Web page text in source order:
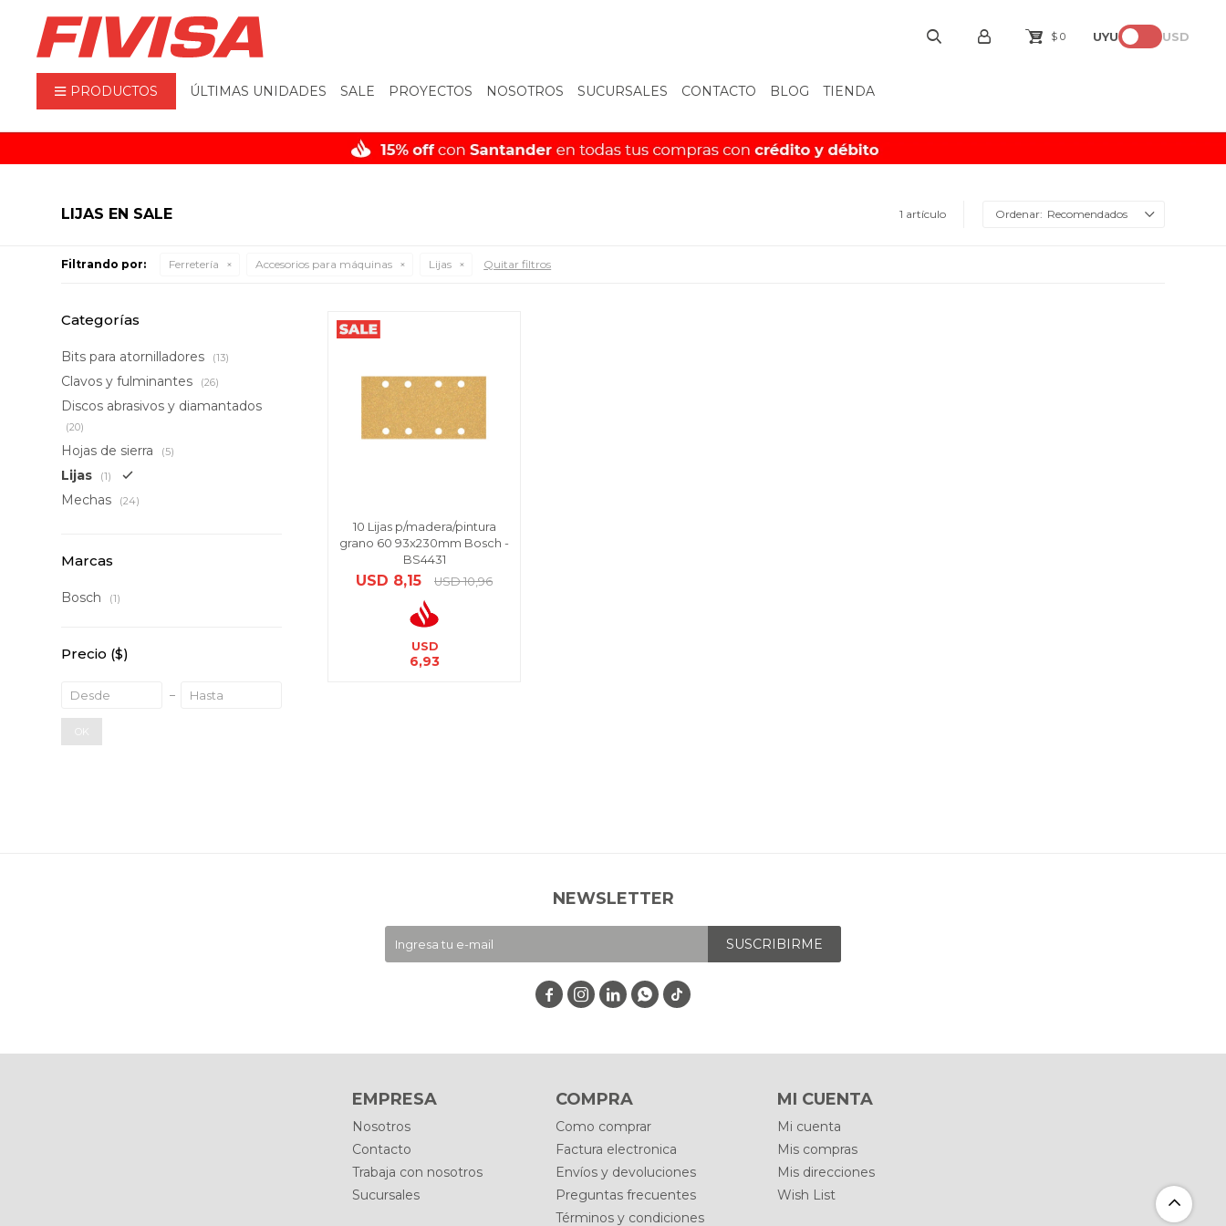
PRODUCTOS ÚLTIMAS UNIDADES SALE PROYECTOS NOSOTROS SUCURSALES CONTACTO BLOG TIENDA
$ 0 UYU USD
LIJAS EN SALE 1 artículo Recomendados
Filtrando por: Ferretería Accesorios para máquinas Lijas Quitar filtros
10 Lijas p/madera/pintura
grano 60 93x230mm Bosch -
BS4431
USD 8,15 USD 10,96
USD
6,93
Categorías
Bits para atornilladores (13)
Clavos y fulminantes (26)
Discos abrasivos y diamantados
(20)
Hojas de sierra (5)
Lijas (1)
Mechas (24)
Marcas
Bosch (1)
Precio ($)
OK
EMPRESA
Nosotros
Contacto
Trabaja con nosotros
Sucursales
COMPRA
Como comprar
Factura electronica
Envíos y devoluciones
Preguntas frecuentes
Términos y condiciones
MI CUENTA
Mi cuenta
Mis compras
Mis direcciones
Wish List
NEWSLETTER
SUSCRIBIRME
   